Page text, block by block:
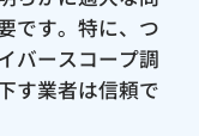
です。特に、つ
バースコープ調
す業者は信頼で